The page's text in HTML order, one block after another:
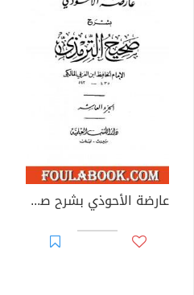
عارضة الأحوذي بشرح صحيح الترمذي - الجزء العاشر: صفة الجنة - الأمثال